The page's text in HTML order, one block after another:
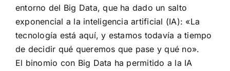
entorno del Big Data, que ha dado un salto
exponencial a la inteligencia artificial (IA): «La
tecnología está aquí, y estamos todavía a tiempo
de decidir qué queremos que pase y qué no».
El binomio con Big Data ha permitido a la IA